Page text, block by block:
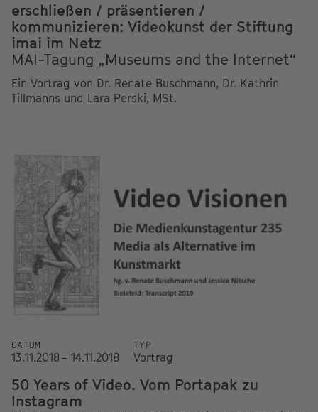
erschließen / präsentieren /
kommunizieren: Videokunst der Stiftung
imai im Netz
MAI-Tagung „Museums and the Internet“
Ein Vortrag von Dr. Renate Buschmann, Dr. Kathrin
Tillmanns und Lara Perski, MSt.
DATUM
13.11.2018 - 14.11.2018
TYP
Vortrag
50 Years of Video. Vom Portapak zu
Instagram